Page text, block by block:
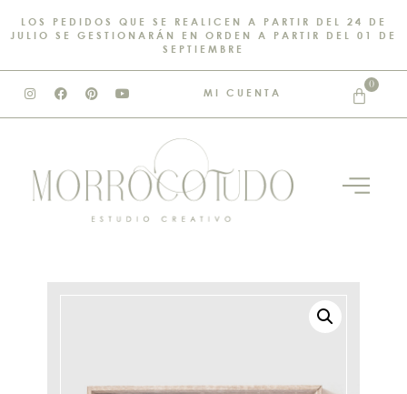
LOS PEDIDOS QUE SE REALICEN A PARTIR DEL 24 DE
JULIO SE GESTIONARÁN EN ORDEN A PARTIR DEL 01 DE
SEPTIEMBRE
MI CUENTA
0